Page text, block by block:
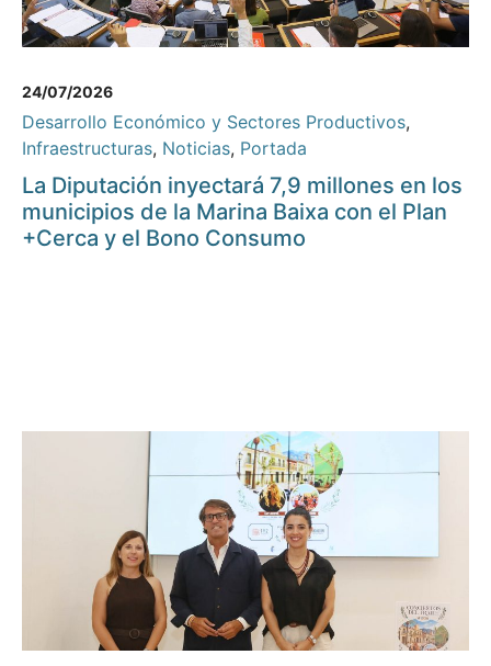
24/07/2026
Desarrollo Económico y Sectores Productivos,
Infraestructuras, Noticias, Portada
La Diputación inyectará 7,9 millones en los
municipios de la Marina Baixa con el Plan
+Cerca y el Bono Consumo